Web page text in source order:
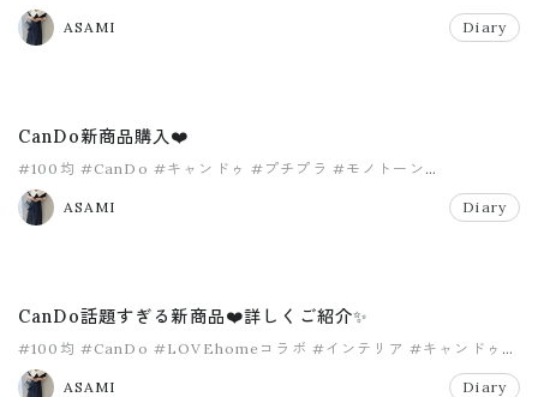
#プチプラ
ASAMI
Diary
CanDo新商品購入❤️
#100均 #CanDo #キャンドゥ #プチプラ #モノトーン
#モロッカン柄
ASAMI
Diary
CanDo話題すぎる新商品❤️詳しくご紹介✨
#100均 #CanDo #LOVEhomeコラボ #インテリア #キャンドゥ
#プチプラ
ASAMI
Diary